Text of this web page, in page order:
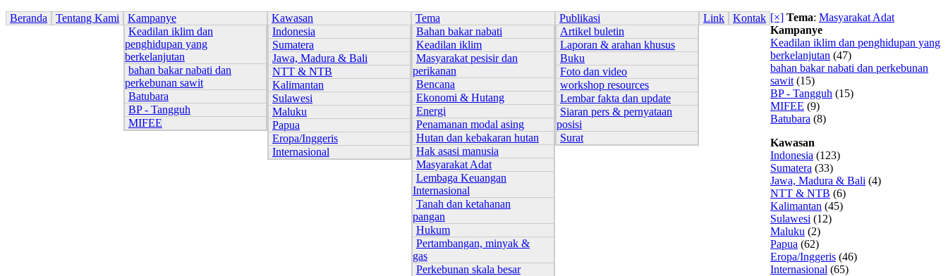
Beranda Tentang Kami
Kampanye
Keadilan iklim dan
penghidupan yang
berkelanjutan
bahan bakar nabati dan
perkebunan sawit
Batubara
BP - Tangguh
MIFEE
Kawasan
Indonesia
Sumatera
Jawa, Madura & Bali
NTT & NTB
Kalimantan
Sulawesi
Maluku
Papua
Eropa/Inggeris
Internasional
Tema
Bahan bakar nabati
Keadilan iklim
Masyarakat pesisir dan
perikanan
Bencana
Ekonomi & Hutang
Energi
Penamanan modal asing
Hutan dan kebakaran hutan
Hak asasi manusia
Masyarakat Adat
Lembaga Keuangan
Internasional
Tanah dan ketahanan
pangan
Hukum
Pertambangan, minyak &
gas
Perkebunan skala besar
Publikasi
Artikel buletin
Laporan & arahan khusus
Buku
Foto dan video
workshop resources
Lembar fakta dan update
Siaran pers & pernyataan
posisi
Surat
Link Kontak [×] Tema: Masyarakat Adat
Kampanye
Keadilan iklim dan penghidupan yang
berkelanjutan (47)
bahan bakar nabati dan perkebunan
sawit (15)
BP - Tangguh (15)
MIFEE (9)
Batubara (8)
Kawasan
Indonesia (123)
Sumatera (33)
Jawa, Madura & Bali (4)
NTT & NTB (6)
Kalimantan (45)
Sulawesi (12)
Maluku (2)
Papua (62)
Eropa/Inggeris (46)
Internasional (65)